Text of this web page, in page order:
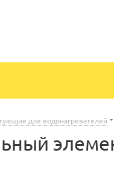
для водонагревателей